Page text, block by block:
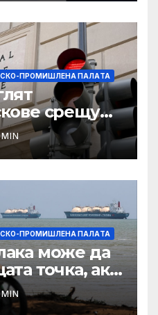
ПРОМИШЛЕНА ПАЛAТА
срещу
в
дело с
ПРОМИШЛЕНА ПАЛAТА
може да
точка, ако